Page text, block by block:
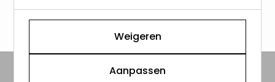
Weigeren
Aanpassen